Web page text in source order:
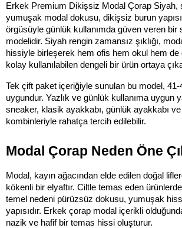
Erkek Premium Dikişsiz Modal Çorap Siyah,
yumuşak modal dokusu, dikişsiz burun
örgüsüyle günlük kullanımda güven veren bir
modelidir. Siyah rengin zamansız şıklığı,
hissiyle birleşerek hem ofis hem okul hem
kolay kullanılabilen dengeli bir ürün ortaya
Tek çift paket içeriğiyle sunulan bu model, 41-
uygundur. Yazlık ve günlük kullanıma uygun
sneaker, klasik ayakkabı, günlük ayakkabı ve
kombinleriyle rahatça tercih edilebilir.
Modal Çorap Neden Öne
Modal, kayın ağacından elde edilen doğal
kökenli bir elyaftır. Ciltle temas eden
temel nedeni pürüzsüz dokusu, yumuşak
yapısıdır. Erkek çorap modal içerikli
nazik ve hafif bir temas hissi oluşturur.